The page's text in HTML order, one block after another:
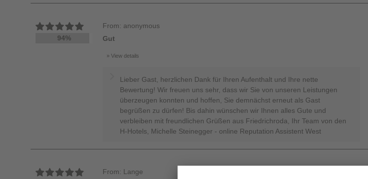
94%
From: anonymous
Gut
View details
Lieber Gast, herzlichen Dank für Ihren Aufenthalt und Ihre nette
Bewertung! Wir freuen uns sehr, dass wir Sie von unseren Leistungen
überzeugen konnten und hoffen, Sie demnächst erneut als Gast
begrüßen zu dürfen! Bis dahin wünschen wir Ihnen alles Gute und
verbleiben mit freundlichen Grüßen aus Friedrichroda, Ihr Team von den
H-Hotels, Michelle Steinegger - online Reputation Assistent West
From: Lange